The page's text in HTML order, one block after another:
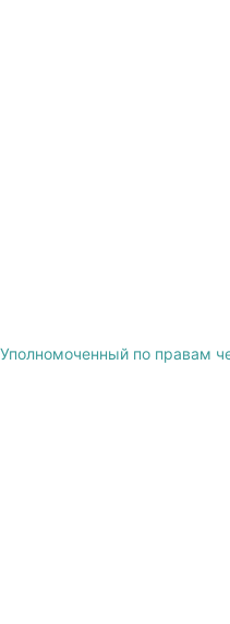
Уполномоченный по правам